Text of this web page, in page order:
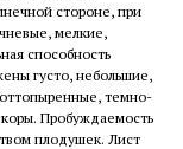
стороне, при
мелкие,
способность
густо, небольшие,
темно-
Пробуждаемость
плодушек. Лист